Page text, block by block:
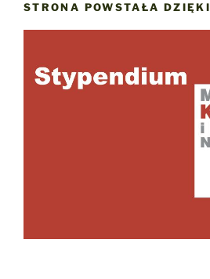
STRONA POWSTAŁA DZIĘKI